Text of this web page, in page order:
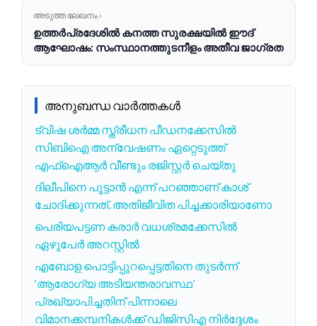
അടുത്ത ലേഖനം ›
ഉത്തർപ്രദേശിൽ കനത്ത സുരക്ഷയിൽ ഈദ്
ആഘോഷം: സംസ്ഥാനത്തുടനീളം അതീവ ജാഗ്രത
അനുബന്ധ വാർത്തകൾ
ട്വിഷ ശർമ്മ സ്ത്രീധന പീഡനക്കേസിൽ
സിബിഐ അന്വേഷണം ഏറ്റെടുത്ത്
എഫ്ഐആർ വീണ്ടും രജിസ്റ്റർ ചെയ്തു
ദിലീപിനെ പൂട്ടാൻ എന്ന് പറഞ്ഞാണ് കാശ്
ചോദിക്കുന്നത്, അതിജീവിത പിച്ചക്കാരിയാണോ
പെരിയപട്ടണ കരാർ വധശ്രമക്കേസിൽ
ഏഴുപേർ അറസ്റ്റിൽ
എബോള പൊട്ടിപ്പുറപ്പെട്ടതിനെ തുടർന്ന്
‘ആരോഗ്യ അടിയന്തരാവസ്ഥ’
പ്രഖ്യാപിച്ചതിന് പിന്നാലെ
വിമാനക്കമ്പനികൾക്ക് ഡിജിസിഎ നിർദ്ദേശം